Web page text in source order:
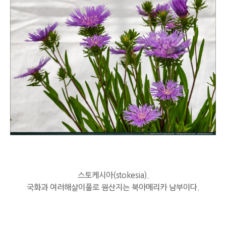
스토케시아(stokesia).
국화과 여러해살이풀로 원산지는 북아메리카 남부이다.